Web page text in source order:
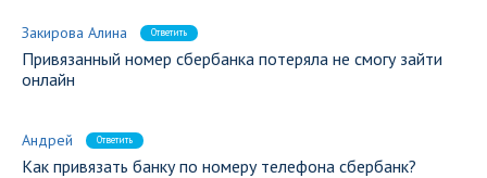
Закирова Алина Ответить
Привязанный номер сбербанка потеряла не смогу зайти
онлайн
Андрей Ответить
Как привязать банку по номеру телефона сбербанк?